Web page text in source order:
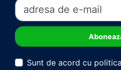
Sunt de acord cu